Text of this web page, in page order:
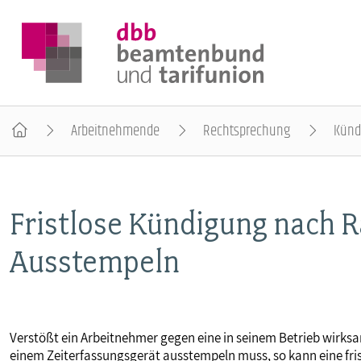
BEAMTINNEN & BEAMTE
ARBEITNEHMENDE
POLITIK & POSITIONEN
Arbeitnehmende Rechtsprechung
Fristlose Kündigung nach
Ausstempeln
Verstößt ein Arbeitnehmer gegen eine in seinem Betrieb
einem Zeiterfassungsgerät ausstempeln muss, so kann eine